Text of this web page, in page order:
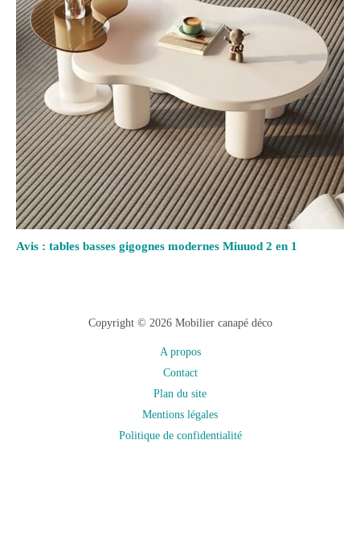
Avis : tables basses gigognes modernes Miuuod 2 en 1
Copyright © 2026 Mobilier canapé déco
A propos
Contact
Plan du site
Mentions légales
Politique de confidentialité